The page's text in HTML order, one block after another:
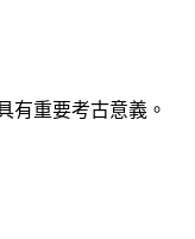
有重要考古意義。